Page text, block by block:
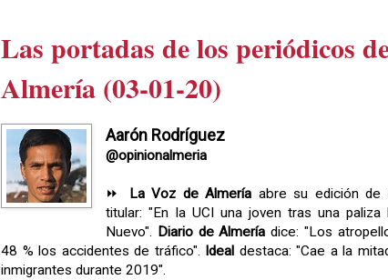
Las portadas de los periódicos
Almería (03-01-20)
Aarón Rodríguez
@opinionalmeria
⏩ La Voz de Almería abre su edición de
titular: "En la UCI una joven tras una paliza
Nuevo". Diario de Almería dice: "Los
48 % los accidentes de tráfico". Ideal destaca: "Cae a la
inmigrantes durante 2019".